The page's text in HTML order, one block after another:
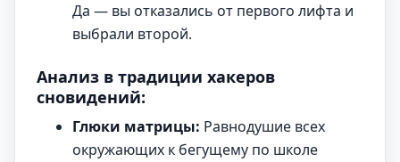
Да — вы отказались от первого лифта и
выбрали второй.
Анализ в традиции хакеров
сновидений:
Глюки матрицы: Равнодушие всех
окружающих к бегущему по школе